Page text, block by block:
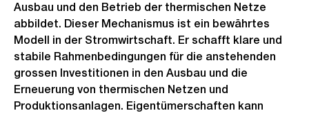
Ausbau und den Betrieb der thermischen Netze
abbildet. Dieser Mechanismus ist ein bewährtes
Modell in der Stromwirtschaft. Er schafft klare und
stabile Rahmenbedingungen für die anstehenden
grossen Investitionen in den Ausbau und die
Erneuerung von thermischen Netzen und
Produktionsanlagen. Eigentümerschaften kann